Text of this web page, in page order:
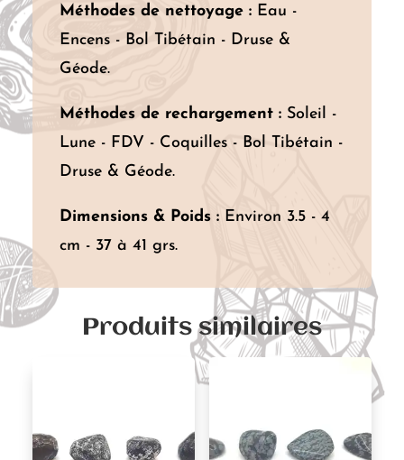
Méthodes de nettoyage :Eau -
Encens - Bol Tibétain - Druse &
Géode.
Méthodes de rechargement :Soleil -
Lune - FDV - Coquilles - Bol Tibétain -
Druse & Géode.
Dimensions & Poids :Environ 3.5 - 4
cm - 37 à 41 grs.
Produits similaires